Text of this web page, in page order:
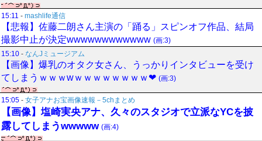
15:11 - mashlife通信
【悲報】佐藤二朗さん主演の「踊る」スピンオフ作品、結局
撮影中止が決定wwwwwwwwwwww (画:3)
15:10 - なんJミュージアム
【画像】爆乳のオタク女さん、うっかりインタビューを受け
てしまうｗｗｗwｗｗｗｗｗｗｗｗ❤ (画:3)
15:05 - 女子アナお宝画像速報－5chまとめ
【画像】塩崎実央アナ、久々のスタジオで立派なYCを披
露してしまうwwwww (画:4)